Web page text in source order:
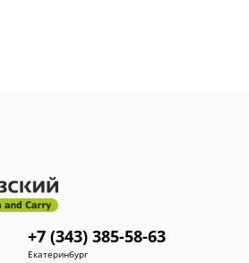
+7 (343) 385-58-63
Екатеринбург